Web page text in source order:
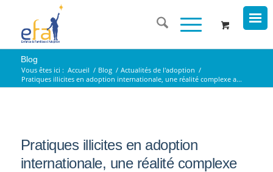
Blog
Vous êtes ici : Accueil / Blog / Actualités de l'adoption /
Pratiques illicites en adoption internationale, une réalité complexe a...
Pratiques illicites en adoption
internationale, une réalité complexe